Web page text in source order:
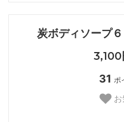
炭ボディソープ
3,100
31 ポ
お